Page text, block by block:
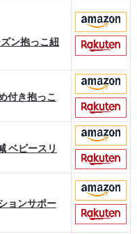
ン抱っこ紐
付き抱っこ
ベビースリ
ョンサポー